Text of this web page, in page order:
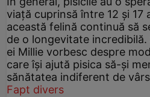
viață cuprinsă între 12 și 17
această felină continuă să
de o longevitate incredibilă.
ei Millie vorbesc despre
care își ajută pisica să-și
sănătatea indiferent de
Fapt divers